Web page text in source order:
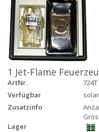
1 Jet-Flame
ArtNr.
724T
Verfügbar
Zusatzinfo
Lager